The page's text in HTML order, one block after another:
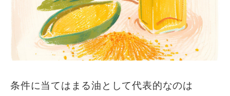
条件に当てはまる油として代表的なのは